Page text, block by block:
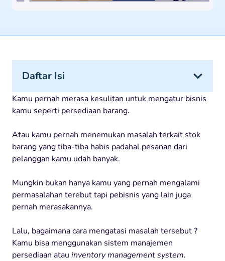
Kamu pernah merasa kesulitan untuk mengatur bisnis
kamu seperti persediaan barang.
Atau kamu pernah menemukan masalah terkait stok
barang yang tiba-tiba habis padahal pesanan dari
pelanggan kamu udah banyak.
Mungkin bukan hanya kamu yang pernah mengalami
permasalahan terebut tapi pebisnis yang lain juga
pernah merasakannya.
Lalu, bagaimana cara mengatasi masalah tersebut ?
Kamu bisa menggunakan sistem manajemen
persediaan atau inventory management system.
Daftar Isi